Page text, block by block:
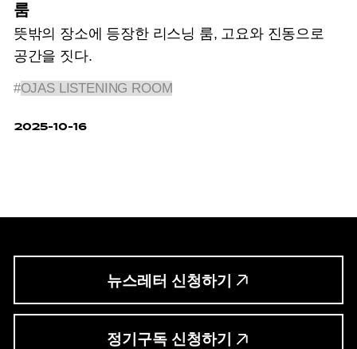
룸
뜻밖의 장소에 등장한 리스닝 룸, 고요와 진동으로
공간을 짓다.
#OJAS LISTENING ROOM
2025-10-16
뉴스레터 신청하기
정기구독 신청하기